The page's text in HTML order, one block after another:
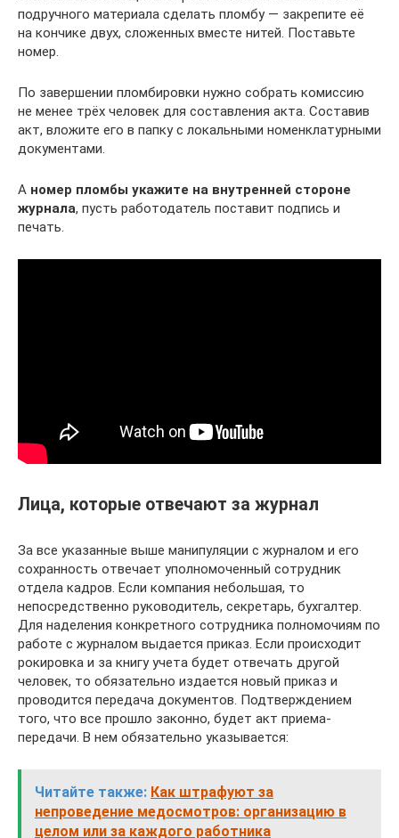
подручного материала сделать пломбу — закрепите её
на кончике двух, сложенных вместе нитей. Поставьте
номер.
По завершении пломбировки нужно собрать комиссию
не менее трёх человек для составления акта. Составив
акт, вложите его в папку с локальными номенклатурными
документами.
А номер пломбы укажите на внутренней стороне
журнала, пусть работодатель поставит подпись и
печать.
Лица, которые отвечают за журнал
За все указанные выше манипуляции с журналом и его
сохранность отвечает уполномоченный сотрудник
отдела кадров. Если компания небольшая, то
непосредственно руководитель, секретарь, бухгалтер.
Для наделения конкретного сотрудника полномочиям по
работе с журналом выдается приказ. Если происходит
рокировка и за книгу учета будет отвечать другой
человек, то обязательно издается новый приказ и
проводится передача документов. Подтверждением
того, что все прошло законно, будет акт приема-
передачи. В нем обязательно указывается:
Читайте также: Как штрафуют за
непроведение медосмотров: организацию в
целом или за каждого работника